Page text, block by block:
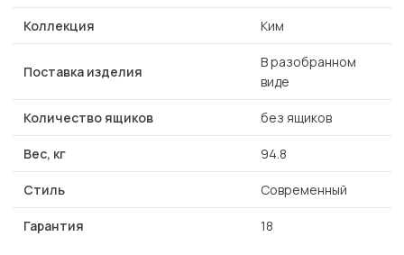
Коллекция Ким
Поставка изделия
В разобранном
виде
Количество ящиков без ящиков
Вес, кг 94.8
Стиль Современный
Гарантия 18